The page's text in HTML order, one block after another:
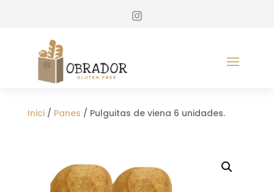
Inici/ Panes / Pulguitas de viena 6 unidades.